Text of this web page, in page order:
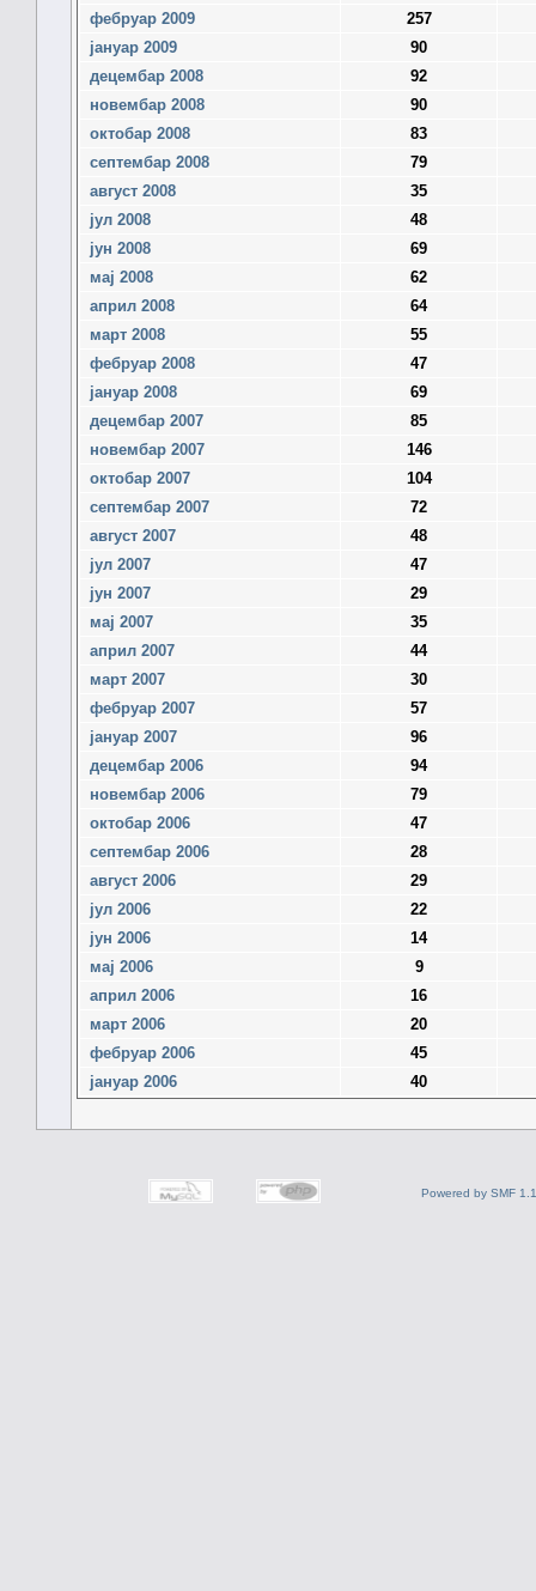
фебруар 2009
257
јануар 2009
90
децембар 2008
92
новембар 2008
90
октобар 2008
83
септембар 2008
79
август 2008
35
јул 2008
48
јун 2008
69
мај 2008
62
април 2008
64
март 2008
55
фебруар 2008
47
јануар 2008
69
децембар 2007
85
новембар 2007
146
октобар 2007
104
септембар 2007
72
август 2007
48
јул 2007
47
јун 2007
29
мај 2007
35
април 2007
44
март 2007
30
фебруар 2007
57
јануар 2007
96
децембар 2006
94
новембар 2006
79
октобар 2006
47
септембар 2006
28
август 2006
29
јул 2006
22
јун 2006
14
мај 2006
9
април 2006
16
март 2006
20
фебруар 2006
45
јануар 2006
40
Powered by SMF